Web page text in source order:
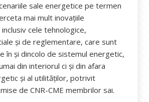
sale energetice pe termen
mai mult inovațiile
cele tehnologice,
și de reglementare, care sunt
în și dincolo de sistemul energetic,
din interiorul ci și din afara
și al utilităților, potrivit
de CNR-CME membrilor sai.